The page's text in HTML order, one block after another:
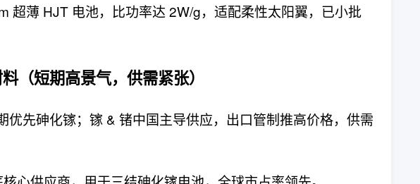
超薄 HJT 电池，比功率达 2W/g，适配柔性太阳翼，已小批
（短期高景气，供需紧张）
优先砷化镓；镓 & 锗中国主导供应，出口管制推高价格，供需